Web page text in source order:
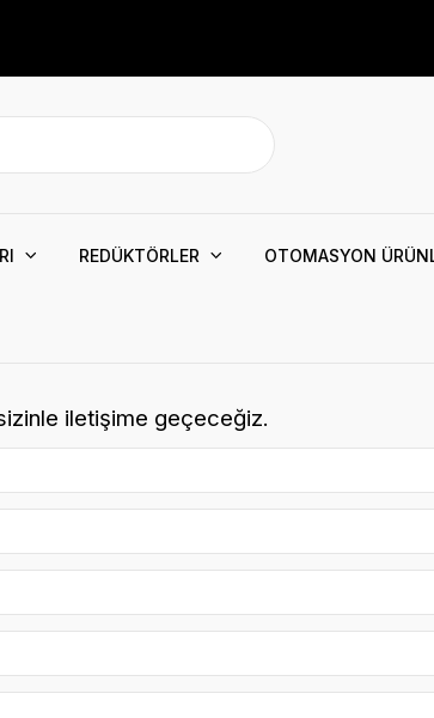
REDÜKTÖRLER OTOMASYON
iletişime geçeceğiz.